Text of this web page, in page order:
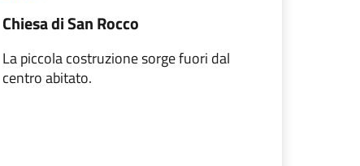
Chiesa di San Rocco
La piccola costruzione sorge fuori dal
centro abitato.